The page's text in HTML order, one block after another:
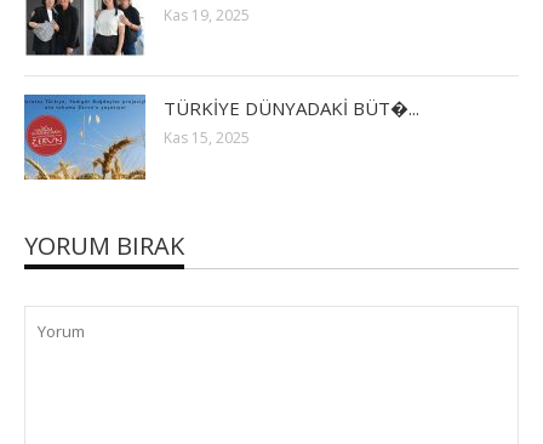
Kas 19, 2025
TÜRKİYE DÜNYADAKİ BÜT�...
Kas 15, 2025
YORUM BIRAK